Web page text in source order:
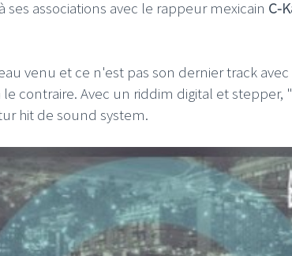
ses associations avec le rappeur mexicain C-
venu et ce n'est pas son dernier track
contraire. Avec un riddim digital et stepper,
hit de sound system.